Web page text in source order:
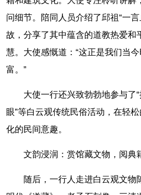
问细节。陪同人员介绍了邱祖“一
故，分享了其中蕴含的道教热爱和
慧。大使感慨道：“这正是我们当
富。”
大使一行还兴致勃勃地参与了
眼”等白云观传统民俗活动，在轻
化的民间意趣。
文韵浸润：赏馆藏文物，阅典
随后，一行人走进白云观文物